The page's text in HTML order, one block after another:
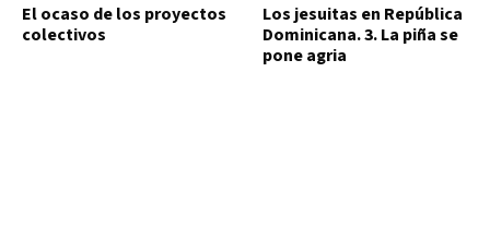
El ocaso de los proyectos
colectivos
Los jesuitas en República
Dominicana. 3. La piña se
pone agria